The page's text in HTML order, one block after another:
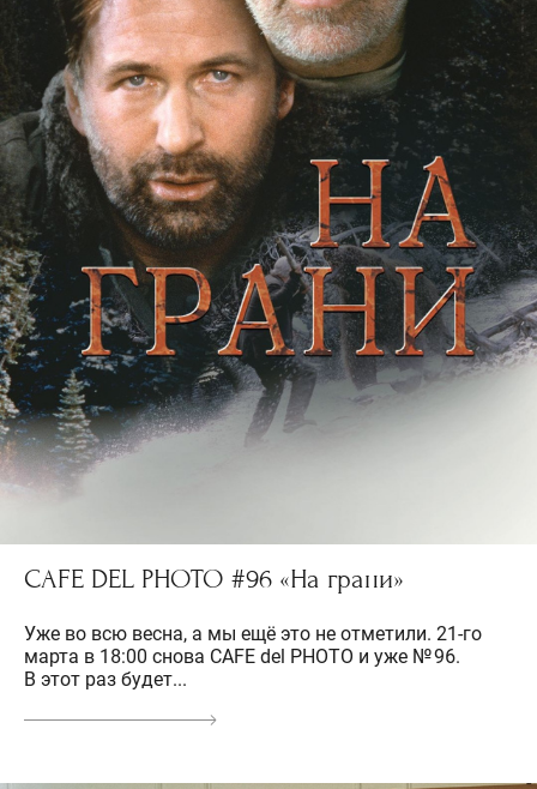
CAFE DEL PHOTO #96 «На грани»
Уже во всю весна, а мы ещё это не отметили. 21-го
марта в 18:00 снова CAFE del PHOTO и уже № 96.
В этот раз будет...